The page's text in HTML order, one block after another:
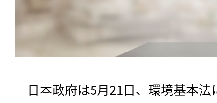
日本政府は5月21日、環境基本法